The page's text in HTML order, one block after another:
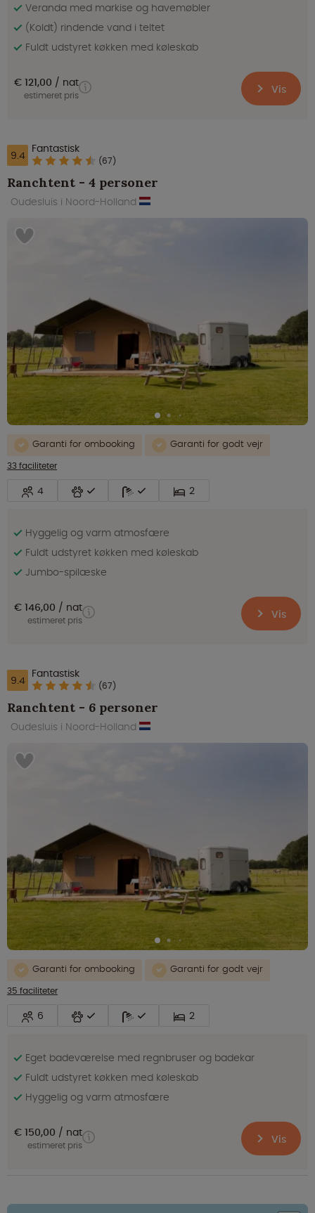
Veranda med markise og havemøbler
(Koldt) rindende vand i teltet
Fuldt udstyret køkken med køleskab
€ 121,00 nat
estimeret pris Vis
9.4 Fantastisk
(67)
Ranchtent - 4 personer
Oudesluis i Noord-Holland
Garanti for ombooking
Garanti for godt vejr
33 faciliteter
4 2
Hyggelig og varm atmosfære
Fuldt udstyret køkken med køleskab
Jumbo-spilæske
€ 146,00 nat
estimeret pris Vis
9.4 Fantastisk
(67)
Ranchtent - 6 personer
Oudesluis i Noord-Holland
Garanti for ombooking
Garanti for godt vejr
35 faciliteter
6 2
Eget badeværelse med regnbruser og badekar
Fuldt udstyret køkken med køleskab
Hyggelig og varm atmosfære
€ 150,00 nat
estimeret pris Vis